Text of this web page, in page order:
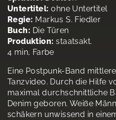
Untertitel: ohne Untertitel
Regie: Markus S. Fiedler
Buch: Die Türen
Produktion: staatsakt.
4 min, Farbe
Eine Postpunk-Band
Tanzvideo. Durch die Hilfe
maximal durchschnittliche
Denim geboren. Weiße
schäkern unwissend in